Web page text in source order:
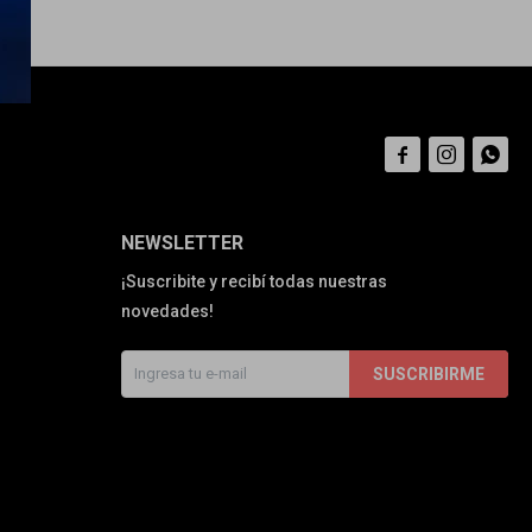
NEWSLETTER
¡Suscribite y recibí todas nuestras
novedades!
SUSCRIBIRME
  